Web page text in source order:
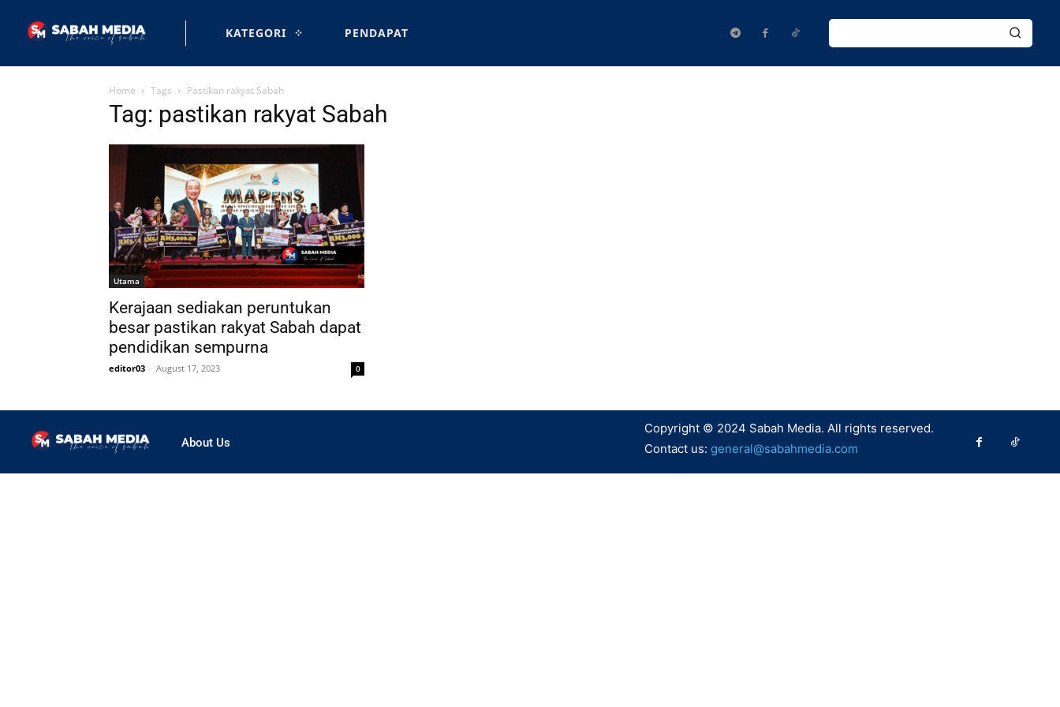
KATEGORI PENDAPAT
Home Tags Pastikan rakyat Sabah
Tag: pastikan rakyat Sabah
Utama
Kerajaan sediakan peruntukan
besar pastikan rakyat Sabah dapat
pendidikan sempurna
editor03 - August 17, 2023 0
About Us
Copyright © 2024 Sabah Media. All rights reserved.
Contact us: general@sabahmedia.com